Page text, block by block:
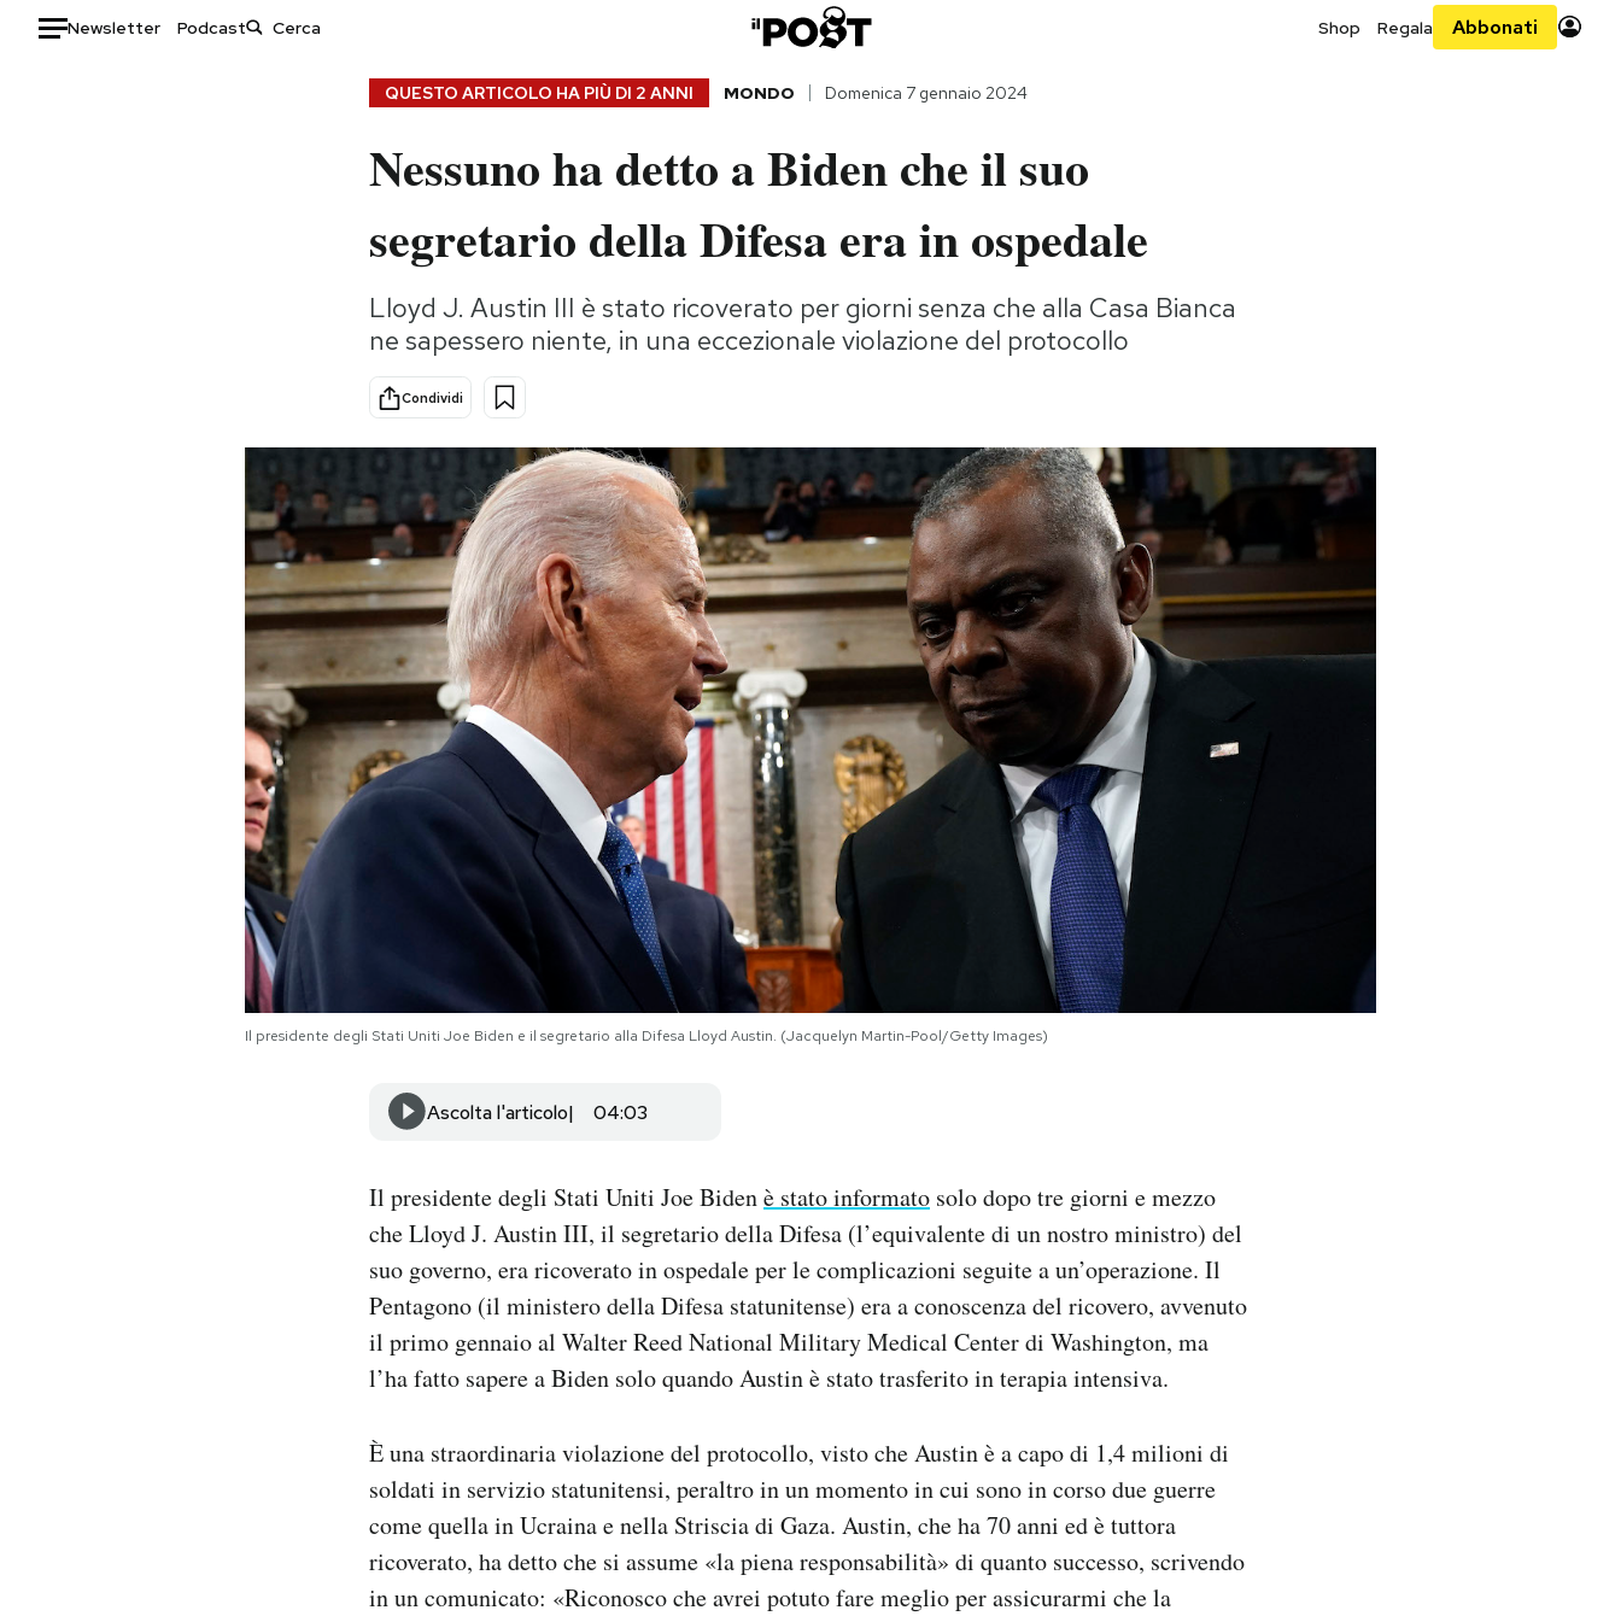
Newsletter Podcast Shop Regala Abbonati
Ok Boomer!
Altrecose
QUESTO ARTICOLO HA PIÙ DI 2 ANNI MONDO Domenica 7 gennaio 2024
Nessuno ha detto a Biden che il suo
segretario della Difesa era in ospedale
Lloyd J. Austin III è stato ricoverato per giorni senza che alla Casa Bianca
ne sapessero niente, in una eccezionale violazione del protocollo
Condividi
Il presidente degli Stati Uniti Joe Biden e il segretario alla Difesa Lloyd Austin. (Jacquelyn Martin-Pool/Getty Images)
Ascolta l'articolo 04:03
Il presidente degli Stati Uniti Joe Bidenè stato informato solo dopo tre giorni e mezzo
che Lloyd J. Austin III, il segretario della Difesa (l’equivalente di un nostro ministro) del
suo governo, era ricoverato in ospedale per le complicazioni seguite a un’operazione. Il
Pentagono (il ministero della Difesa statunitense) era a conoscenza del ricovero, avvenuto
il primo gennaio al Walter Reed National Military Medical Center di Washington, ma
l’ha fatto sapere a Biden solo quando Austin è stato trasferito in terapia intensiva.
È una straordinaria violazione del protocollo, visto che Austin è a capo di 1,4 milioni di
soldati in servizio statunitensi, peraltro in un momento in cui sono in corso due guerre
come quella in Ucraina e nella Striscia di Gaza. Austin, che ha 70 anni ed è tuttora
ricoverato, ha detto che si assume «la piena responsabilità» di quanto successo, scrivendo
in un comunicato: «Riconosco che avrei potuto fare meglio per assicurarmi che la